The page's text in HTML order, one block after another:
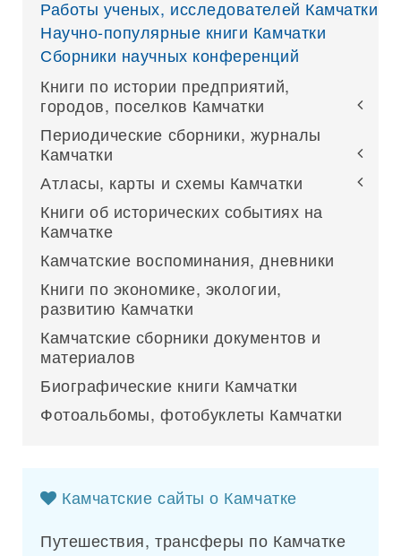
Работы ученых, исследователей Камчатки
Научно-популярные книги Камчатки
Сборники научных конференций
Книги по истории предприятий,
городов, поселков Камчатки
Периодические сборники, журналы
Камчатки
Атласы, карты и схемы Камчатки
Книги об исторических событиях на
Камчатке
Камчатские воспоминания, дневники
Книги по экономике, экологии,
развитию Камчатки
Камчатские сборники документов и
материалов
Биографические книги Камчатки
Фотоальбомы, фотобуклеты Камчатки
Камчатские сайты о Камчатке
Путешествия, трансферы по Камчатке